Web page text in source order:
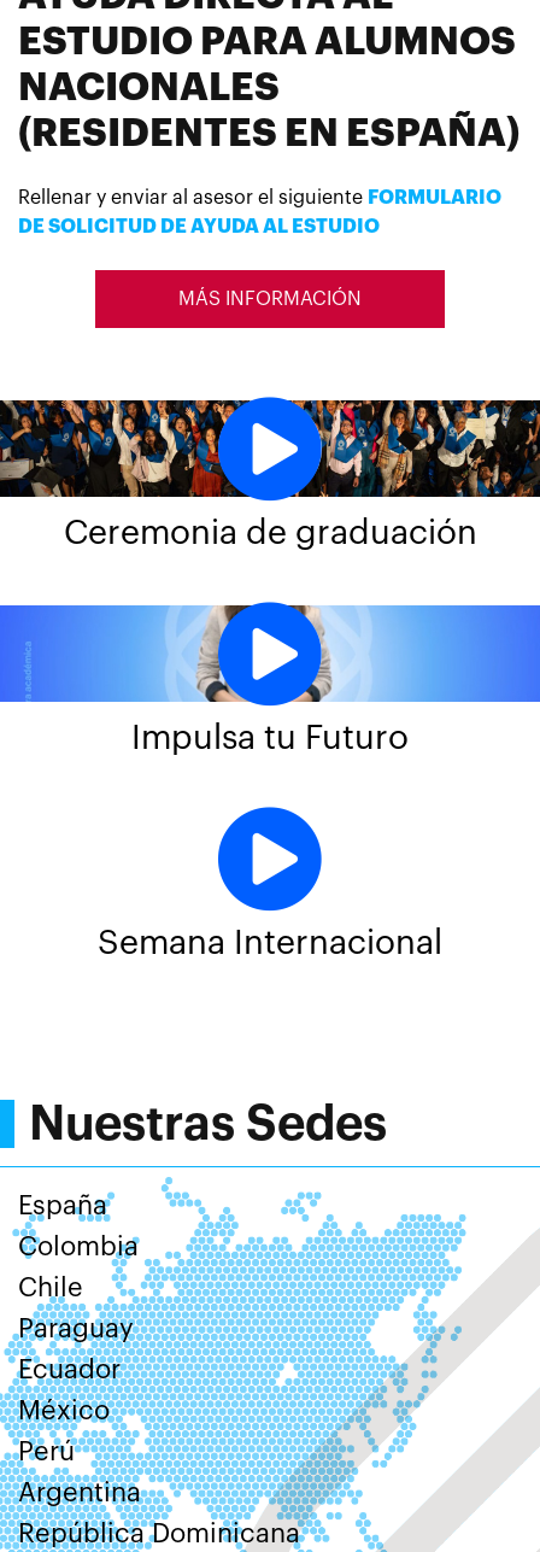
ESTUDIO PARA ALUMNOS
NACIONALES
(RESIDENTES EN ESPAÑA)
Rellenar y enviar al asesor el siguiente FORMULARIO
DE SOLICITUD DE AYUDA AL ESTUDIO
MÁS INFORMACIÓN
Ceremonia de graduación
Impulsa tu Futuro
Semana Internacional
Nuestras Sedes
España
Colombia
Chile
Paraguay
Ecuador
México
Perú
Argentina
República Dominicana